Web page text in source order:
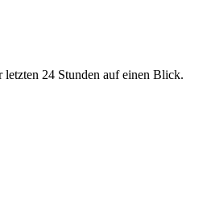
24 Stunden auf einen Blick.